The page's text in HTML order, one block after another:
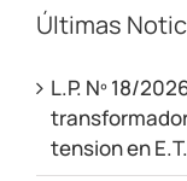
Últimas
L.P. Nº 18/
tension en